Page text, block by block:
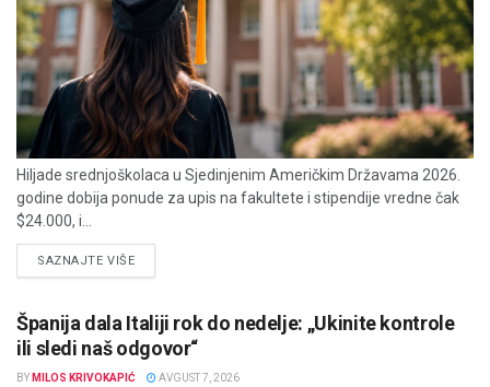
Hiljade srednjoškolaca u Sjedinjenim Američkim Državama 2026.
godine dobija ponude za upis na fakultete i stipendije vredne čak
$24.000, i...
SAZNAJTE VIŠEDETAILS
Španija dala Italiji rok do nedelje: „Ukinite kontrole
ili sledi naš odgovor“
BY MILOS KRIVOKAPIĆ AVGUST 7, 2026